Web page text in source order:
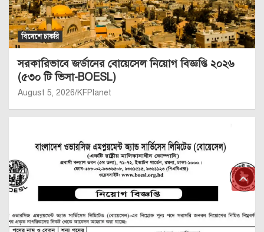
বিদেশে চাকরি
সরকারিভাবে জর্ডানের বোয়েসেল নিয়োগ বিজ্ঞপ্তি ২০২৬
(৫৩০ টি ভিসা-BOESL)
August 5, 2026 KFPlanet